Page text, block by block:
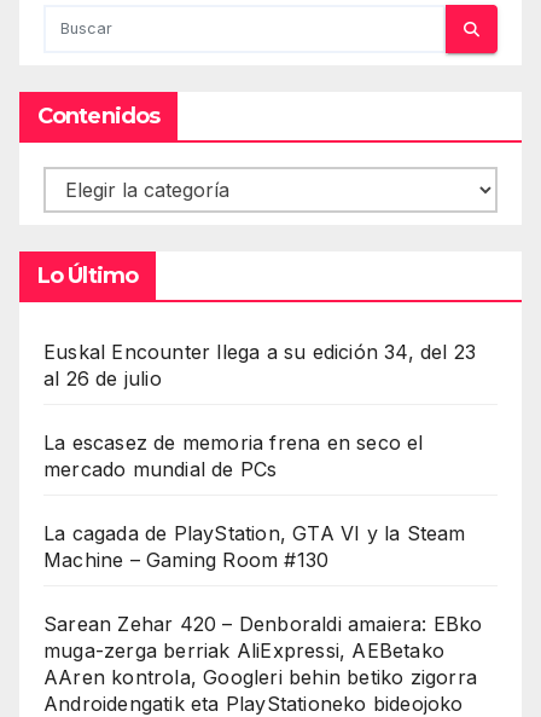
Contenidos
Contenidos
Lo Último
Euskal Encounter llega a su edición 34, del 23
al 26 de julio
La escasez de memoria frena en seco el
mercado mundial de PCs
La cagada de PlayStation, GTA VI y la Steam
Machine – Gaming Room #130
Sarean Zehar 420 – Denboraldi amaiera: EBko
muga-zerga berriak AliExpressi, AEBetako
AAren kontrola, Googleri behin betiko zigorra
Androidengatik eta PlayStationeko bideojoko